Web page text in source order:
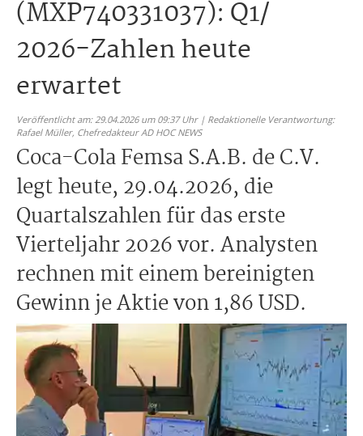
(MXP740331037): Q1/
2026-Zahlen heute
erwartet
Veröffentlicht am: 29.04.2026 um 09:37 Uhr | Redaktionelle Verantwortung:
Rafael Müller, Chefredakteur AD HOC NEWS
Coca-Cola Femsa S.A.B. de C.V.
legt heute, 29.04.2026, die
Quartalszahlen für das erste
Vierteljahr 2026 vor. Analysten
rechnen mit einem bereinigten
Gewinn je Aktie von 1,86 USD.